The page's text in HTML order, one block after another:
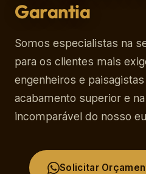
Garantia
Somos especialistas na
para os clientes mais
engenheiros e
acabamento superior e
incomparável do nosso
Solicitar